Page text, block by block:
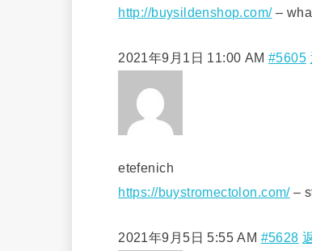
http://buysildenshop.com/–
2021年9月1日 11:00 AM #5605
etefenich
https://buystromectolon.com/–
2021年9月5日 5:55 AM #5628